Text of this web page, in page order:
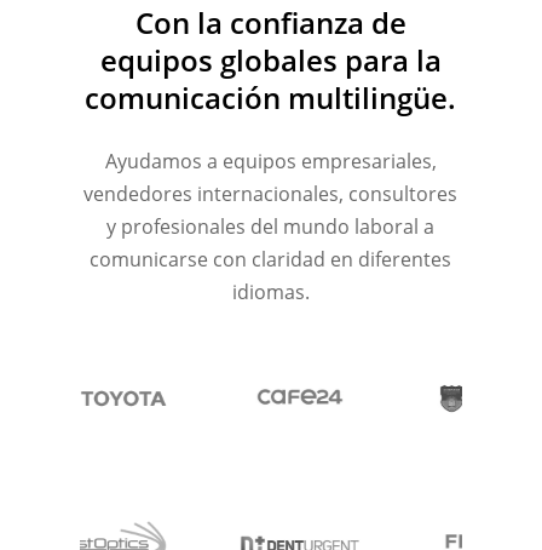
Con la confianza de
equipos globales para la
comunicación multilingüe.
Ayudamos a equipos empresariales,
vendedores internacionales, consultores
y profesionales del mundo laboral a
comunicarse con claridad en diferentes
idiomas.